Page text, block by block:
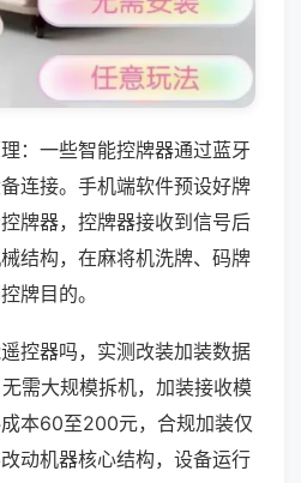
：一些智能控牌器通过蓝牙
连接。手机端软件预设好牌
牌器，控牌器接收到信号后
结构，在麻将机洗牌、码牌
牌目的。
控器吗，实测改装加装数据
需大规模拆机，加装接收模
本60至200元，合规加装仅
动机器核心结构，设备运行